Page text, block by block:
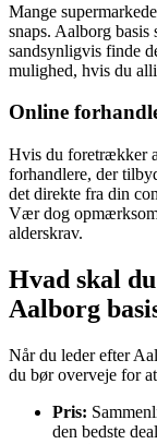
Mange
snaps. Aalborg basis
sandsynligvis finde
mulighed, hvis du
Online
Hvis du foretrækker
forhandlere, der
det direkte fra din
Vær dog
alderskrav.
Hvad skal
Aalborg
Når du leder efter
du bør overveje for
Pris:
den bedste